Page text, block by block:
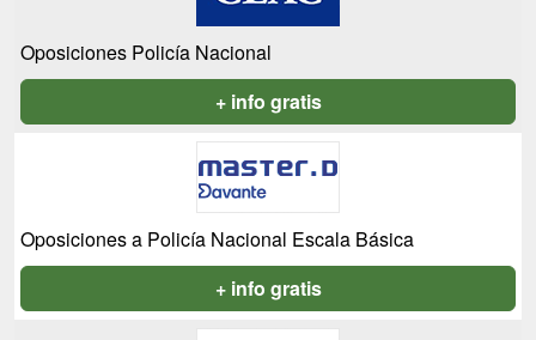
Oposiciones Policía Nacional
+ info gratis
Oposiciones a Policía Nacional Escala Básica
+ info gratis